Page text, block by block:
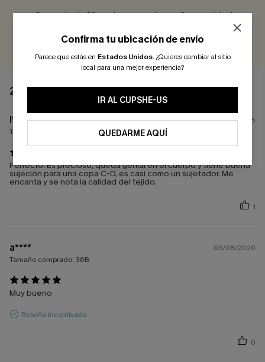
¡Gana más de 30 puntos por cada reseña que dejes!
EVALUAR
2 COMENTARIOS
l****
29/06/2025
Tamaño comprado:
Perfecto. Es precioso, queda genial en el cuerpo y tiene buena
sujeción para una copa C-D, es casi como un sujetador. Me
encanta y se nota la calidad del tejido.
1
a****
03/08/2026
Tamaño comprado: 36B
Muy bueno
Reseña Incentivada
0
Confirma tu ubicación de envío
Parece que estás en Estados Unidos. ¿Quieres cambiar al sitio
local para una mejor experiencia?
IR AL CUPSHE-US
QUEDARME AQUÍ